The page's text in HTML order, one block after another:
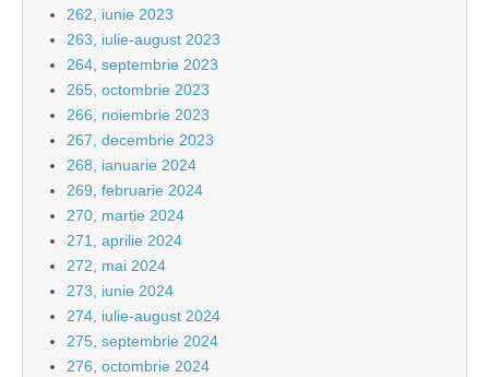
262, iunie 2023
263, iulie-august 2023
264, septembrie 2023
265, octombrie 2023
266, noiembrie 2023
267, decembrie 2023
268, ianuarie 2024
269, februarie 2024
270, martie 2024
271, aprilie 2024
272, mai 2024
273, iunie 2024
274, iulie-august 2024
275, septembrie 2024
276, octombrie 2024